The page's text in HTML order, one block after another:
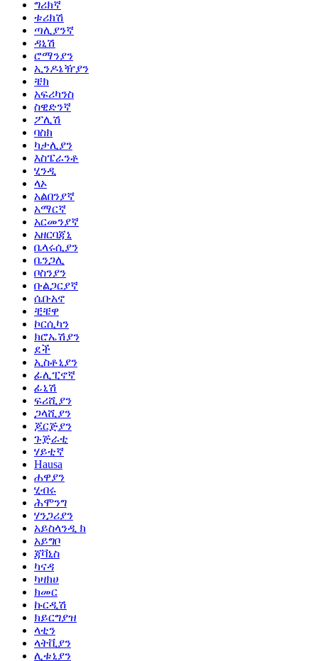
ግሪክኛ
ቱሪክሽ
ጣሊያንኛ
ዳኒሽ
ሮማንያን
ኢንዶኔዥያን
ቼክ
አፍሪካንስ
ስዊድንኛ
ፖሊሽ
ባስክ
ካታሊያን
እስፔራንቶ
ሂንዲ
ላኦ
አልበንያኛ
አማርኛ
አርመንያኛ
አዘርባጃኒ
ቤላሩሲያን
ቤንጋሊ
ቦስንያን
ቡልጋርያኛ
ሴቡአኖ
ቺቼዋ
ኮርሲካን
ክሮኤሽያን
ደች
ኢስቶኒያን
ፊሊፒኖኛ
ፊኒሽ
ፍሪሺያን
ጋላሺያን
ጆርጅያን
ጉጅራቲ
ሃይቲኛ
Hausa
ሐዋያን
ሂብሩ
ሕሞንግ
ሃንጋሪያን
አይስላንዲ ክ
አይግቦ
ጃቫኒስ
ካናዳ
ካዛክሀ
ክመር
ኩርዲሽ
ክይርግያዝ
ላቲን
ላትቪያን
ሊቱኒያን